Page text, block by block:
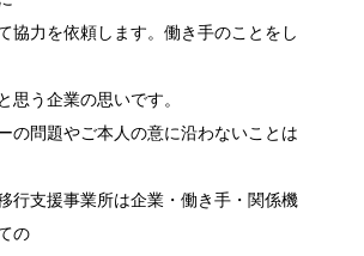
協力を依頼します。働き手のことをし
思う企業の思いです。
の問題やご本人の意に沿わないことは
行支援事業所は企業・働き手・関係機
の